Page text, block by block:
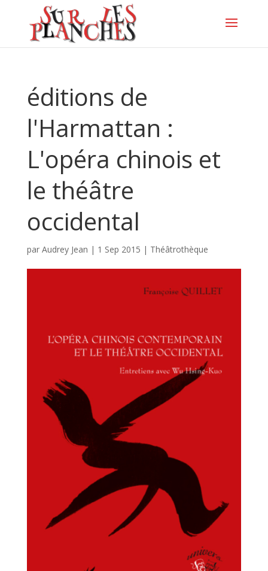
éditions de
l'Harmattan :
L'opéra chinois et
le théâtre
occidental
par Audrey Jean | 1 Sep 2015 | Théâtrothèque